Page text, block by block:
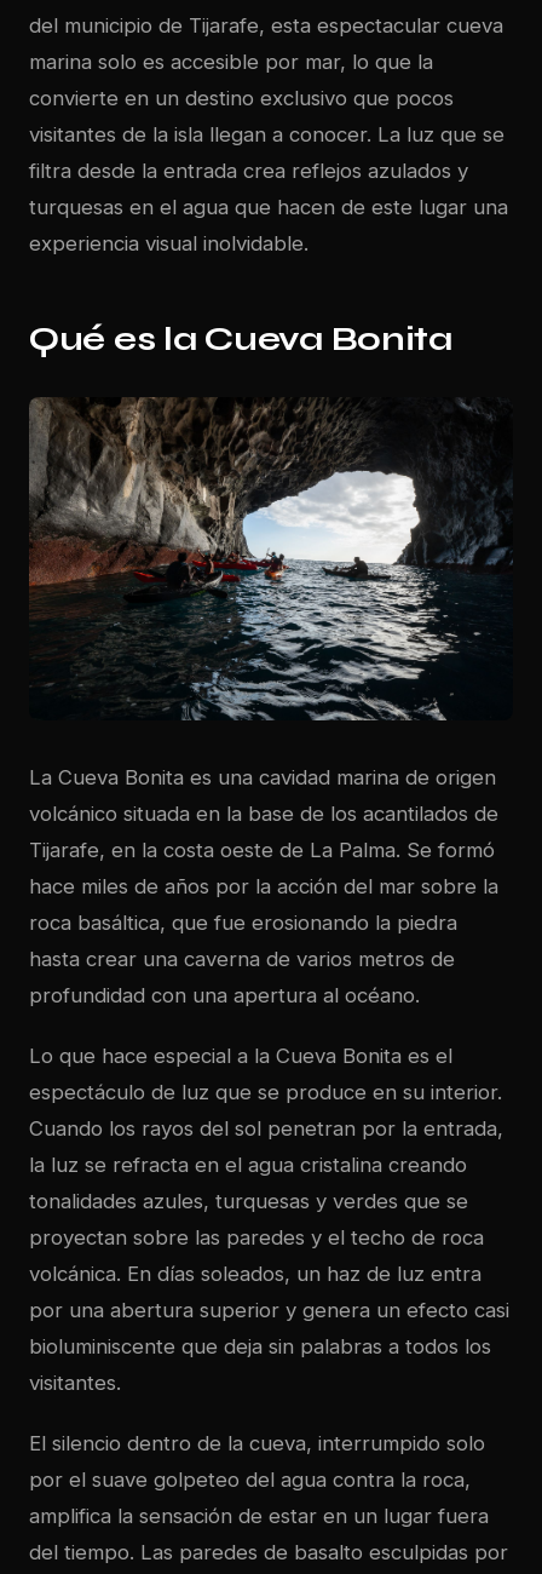
del municipio de Tijarafe, esta espectacular cueva
marina solo es accesible por mar, lo que la
convierte en un destino exclusivo que pocos
visitantes de la isla llegan a conocer. La luz que se
filtra desde la entrada crea reflejos azulados y
turquesas en el agua que hacen de este lugar una
experiencia visual inolvidable.
Qué es la Cueva Bonita
La Cueva Bonita es una cavidad marina de origen
volcánico situada en la base de los acantilados de
Tijarafe, en la costa oeste de La Palma. Se formó
hace miles de años por la acción del mar sobre la
roca basáltica, que fue erosionando la piedra
hasta crear una caverna de varios metros de
profundidad con una apertura al océano.
Lo que hace especial a la Cueva Bonita es el
espectáculo de luz que se produce en su interior.
Cuando los rayos del sol penetran por la entrada,
la luz se refracta en el agua cristalina creando
tonalidades azules, turquesas y verdes que se
proyectan sobre las paredes y el techo de roca
volcánica. En días soleados, un haz de luz entra
por una abertura superior y genera un efecto casi
bioluminiscente que deja sin palabras a todos los
visitantes.
El silencio dentro de la cueva, interrumpido solo
por el suave golpeteo del agua contra la roca,
amplifica la sensación de estar en un lugar fuera
del tiempo. Las paredes de basalto esculpidas por